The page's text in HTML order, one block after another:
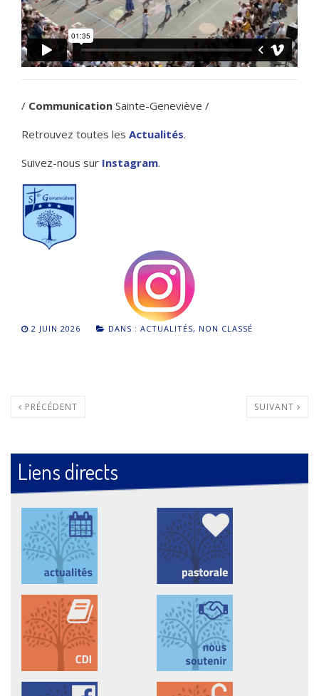
/ Communication Sainte-Geneviève /
Retrouvez toutes les Actualités.
Suivez-nous sur Instagram.
2 JUIN 2026 DANS : ACTUALITÉS, NON CLASSÉ
PRÉCÉDENT SUIVANT
Liens directs